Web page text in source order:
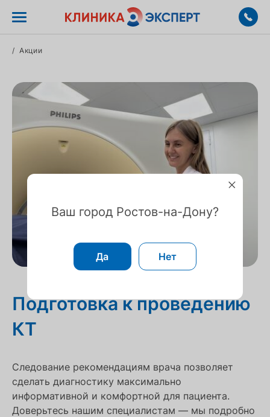
/ Акции
Подготовка к проведению
КТ
Следование рекомендациям врача позволяет
сделать диагностику максимально
информативной и комфортной для пациента.
Доверьтесь нашим специалистам — мы подробно
Ваш город Ростов-на-Дону?
Да Нет